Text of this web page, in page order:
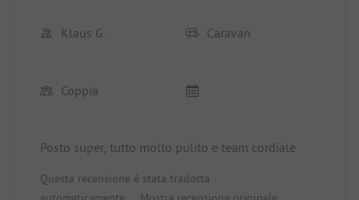
Klaus G. Caravan
Coppia
Posto super, tutto molto pulito e team cordiale
Questa recensione è stata tradotta